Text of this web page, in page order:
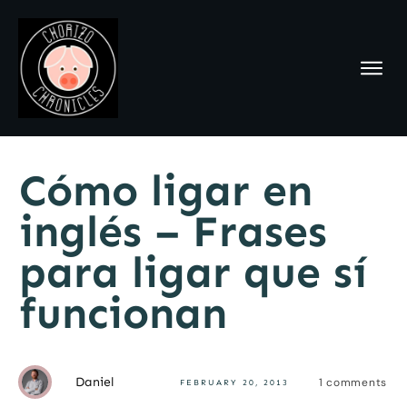
Cómo ligar en
inglés – Frases
para ligar que sí
funcionan
Daniel FEBRUARY 20, 2013 1 comments